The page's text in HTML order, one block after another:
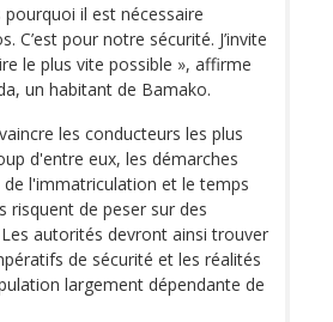
il est nécessaire
C’est pour notre sécurité. J’invite
le plus vite possible », affirme
un habitant de Bamako.
les conducteurs les plus
d'entre eux, les démarches
l'immatriculation et le temps
risquent de peser sur des
autorités devront ainsi trouver
de sécurité et les réalités
largement dépendante de